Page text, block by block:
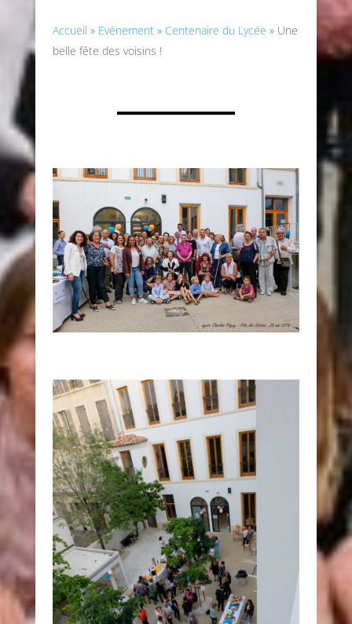
Accueil » Evénement » Centenaire du Lycée » Une
belle fête des voisins !